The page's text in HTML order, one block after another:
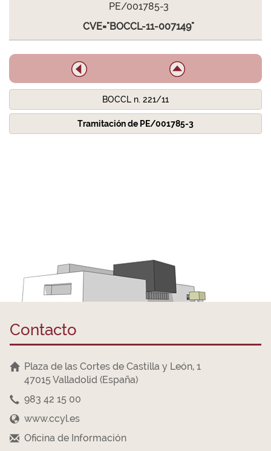
PE/001785-3
CVE="BOCCL-11-007149"
BOCCL n. 221/11
Tramitación de PE/001785-3
Contacto
Plaza de las Cortes de Castilla y León, 1
47015 Valladolid (España)
983 42 15 00
www.ccyl.es
Oficina de Información